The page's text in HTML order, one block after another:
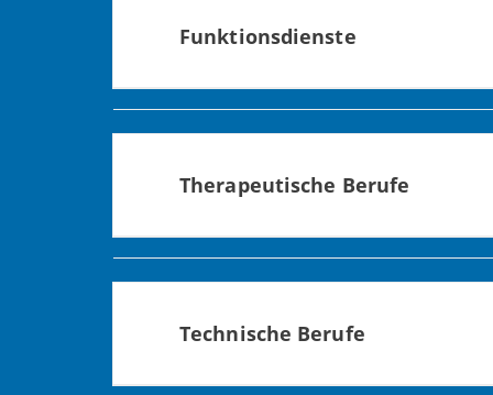
Funktionsdienste
Operationssaal ebenso wie die Pflege
Therapeutische Berufe
im Zentrum für Therapie und Reha.
Technische Berufe